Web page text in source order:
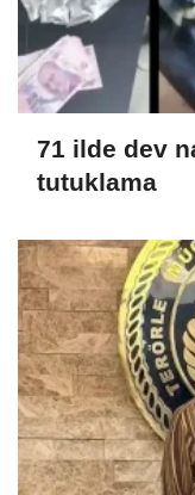
71 ilde dev
tutuklama